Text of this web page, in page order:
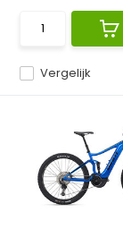
Vergelijk